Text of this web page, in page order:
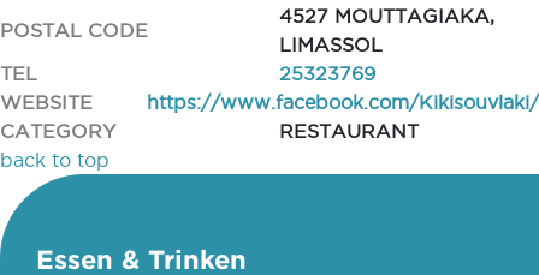
POSTAL CODE
4527 MOUTTAGIAKA,
LIMASSOL
TEL
25323769
WEBSITE
https://www.facebook.com/Kikisouvlaki/
CATEGORY
RESTAURANT
back to top
Essen & Trinken